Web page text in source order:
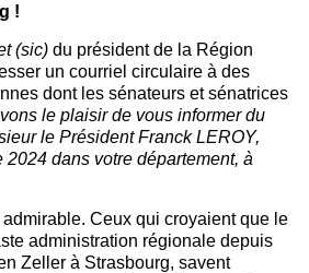
!
(sic) du président de la Région
un courriel circulaire à des
dont les sénateurs et sénatrices
le plaisir de vous informer du
le Président Franck LEROY,
dans votre département, à
Ceux qui croyaient que le
administration régionale depuis
Zeller à Strasbourg, savent